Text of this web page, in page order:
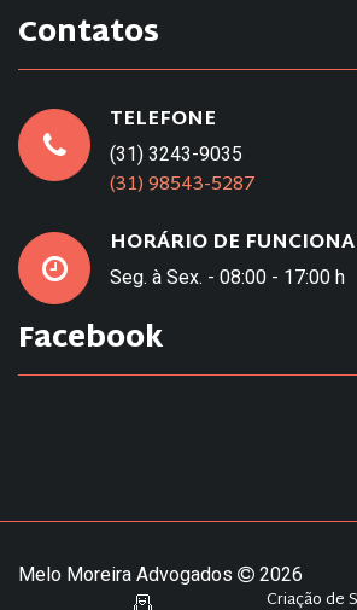
Contatos
TELEFONE
(31) 3243-9035
(31) 98543-5287
HORÁRIO DE
Seg. à Sex. - 08:00 - 17:00 h
Facebook
Melo Moreira Advogados 2026
Criação de